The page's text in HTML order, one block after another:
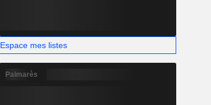
Espace mes listes
Palmarès